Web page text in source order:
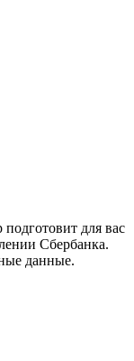
для вас
Сбербанка.
данные.